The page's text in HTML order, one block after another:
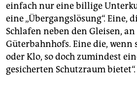
einfach nur eine billige
eine „Übergangslösung“. Eine,
Schlafen neben den Gleisen,
Güterbahnhofs. Eine die, wenn
oder Klo, so doch zumindest
gesicherten Schutzraum bietet“.